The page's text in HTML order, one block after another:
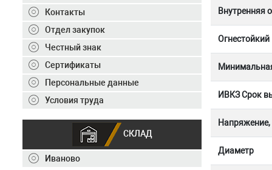
Контакты
Отдел закупок
Честный знак
Сертификаты
Персональные данные
Условия труда
СКЛАД
Иваново
Внутренняя
Огнестойкий
ИВКЗ Срок
Напряжение,
Диаметр